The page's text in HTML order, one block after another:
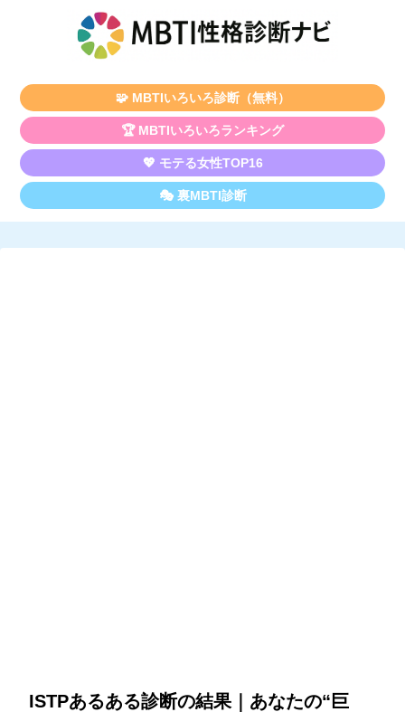
🧩 MBTIいろいろ診断（無料）
🏆 MBTIいろいろランキング
💖 モテる女性TOP16
🎭 裏MBTI診断
ISTPあるある診断の結果｜あなたの“巨